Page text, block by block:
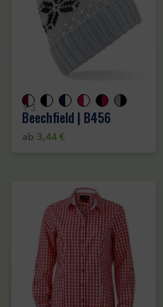
+1
Beechfield | B456
ab 3,44 €